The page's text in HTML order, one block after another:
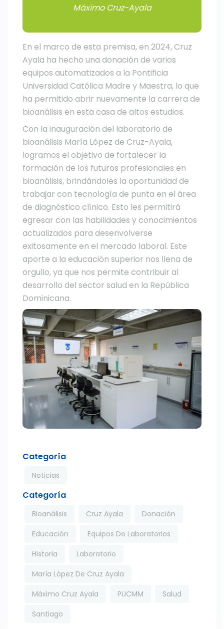
Máximo Cruz-Ayala
En el marco de esta premisa, en 2024, Cruz
Ayala ha hecho una donación de varios
equipos automatizados a la Pontificia
Universidad Católica Madre y Maestra, lo que
ha permitido abrir nuevamente la carrera de
bioanálisis en esta casa de altos estudios.
Con la inauguración del laboratorio de
bioanálisis María López de Cruz-Ayala,
logramos el objetivo de fortalecer la
formación de los futuros profesionales en
bioanálisis, brindándoles la oportunidad de
trabajar con tecnología de punta en el área
de diagnóstico clínico. Esto les permitirá
egresar con las habilidades y conocimientos
actualizados para desenvolverse
exitosamente en el mercado laboral. Este
aporte a la educación superior nos llena de
orgullo, ya que nos permite contribuir al
desarrollo del sector salud en la República
Dominicana.
Categoría
Noticias
Categoría
Bioanálisis Cruz Ayala
Donación
Educación
Equipos De Laboratorios
Historia
Laboratorio
María López De Cruz Ayala
Máximo Cruz Ayala
PUCMM
Salud
Santiago